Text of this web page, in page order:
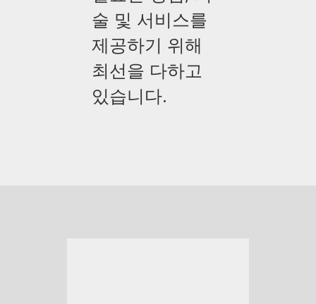
술 및 서비스를
제공하기 위해
최선을 다하고
있습니다.